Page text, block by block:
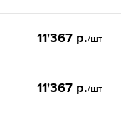
11'367 р./шт
11'367 р./шт